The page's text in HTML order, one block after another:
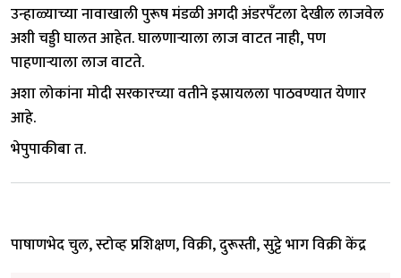
उन्हाळ्याच्या नावाखाली पुरूष मंडळी अगदी अंडरपॅंटला देखील लाजवेल
अशी चड्डी घालत आहेत. घालणाऱ्याला लाज वाटत नाही, पण
पाहणाऱ्याला लाज वाटते.
अशा लोकांना मोदी सरकारच्या वतीने इस्रायलला पाठवण्यात येणार
आहे.
भेपुपाकीबा त.
पाषाणभेद चुल, स्टोव्ह प्रशिक्षण, विक्री, दुरूस्ती, सुट्टे भाग विक्री केंद्र